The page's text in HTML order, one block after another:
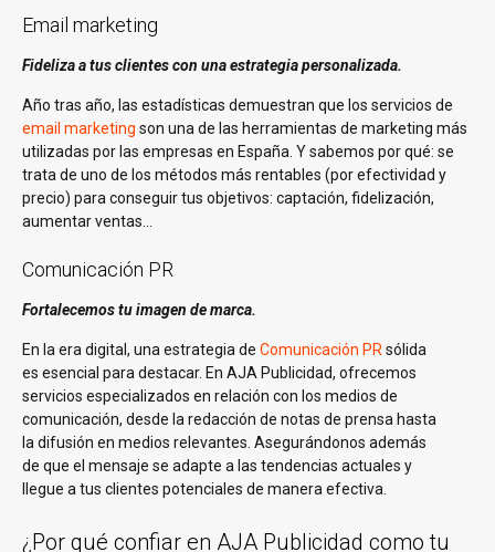
Email marketing
Fideliza a tus clientes con una estrategia personalizada.
Año tras año, las estadísticas demuestran que los servicios de
email marketing son una de las herramientas de marketing más
utilizadas por las empresas en España. Y sabemos por qué: se
trata de uno de los métodos más rentables (por efectividad y
precio) para conseguir tus objetivos: captación, fidelización,
aumentar ventas…
Comunicación PR
Fortalecemos tu imagen de marca.
En la era digital, una estrategia de Comunicación PR sólida
es esencial para destacar. En AJA Publicidad, ofrecemos
servicios especializados en relación con los medios de
comunicación, desde la redacción de notas de prensa hasta
la difusión en medios relevantes. Asegurándonos además
de que el mensaje se adapte a las tendencias actuales y
llegue a tus clientes potenciales de manera efectiva.
¿Por qué confiar en AJA Publicidad como tu